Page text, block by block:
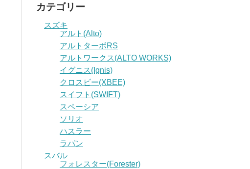
カテゴリー
スズキ
アルト(Alto)
アルトターボRS
アルトワークス(ALTO WORKS)
イグニス(Ignis)
クロスビー(XBEE)
スイフト(SWIFT)
スペーシア
ソリオ
ハスラー
ラパン
スバル
フォレスター(Forester)